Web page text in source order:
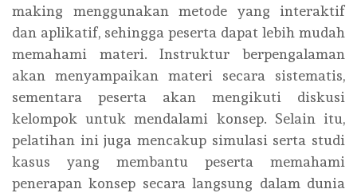
making menggunakan metode yang interaktif
dan aplikatif, sehingga peserta dapat lebih mudah
memahami materi. Instruktur berpengalaman
akan menyampaikan materi secara sistematis,
sementara peserta akan mengikuti diskusi
kelompok untuk mendalami konsep. Selain itu,
pelatihan ini juga mencakup simulasi serta studi
kasus yang membantu peserta memahami
penerapan konsep secara langsung dalam dunia